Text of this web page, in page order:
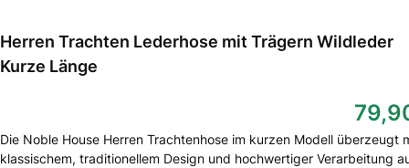
Herren Trachten Lederhose mit Trägern Wildleder
Kurze Länge
Die Noble House Herren Trachtenhose im kurzen Modell überzeugt
klassischem, traditionellem Design und hochwertiger Verarbeitung